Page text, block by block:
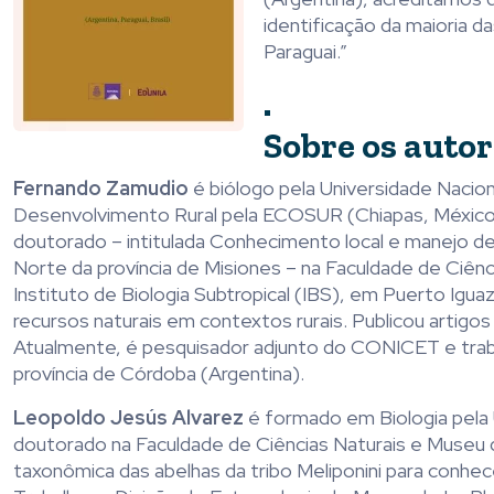
identificação da maioria
Paraguai.”
.
Sobre os
Fernando Zamudio é biólogo pela Universidade
Desenvolvimento Rural pela ECOSUR (Chiapas,
doutorado – intitulada Conhecimento local e manejo
Norte da província de Misiones – na Faculdade de
Instituto de Biologia Subtropical (IBS), em Puerto
recursos naturais em contextos rurais. Publicou
Atualmente, é pesquisador adjunto do CONICET e
província de Córdoba (Argentina).
Leopoldo Jesús Alvarez é formado em Biologia pela
doutorado na Faculdade de Ciências Naturais e Museu
taxonômica das abelhas da tribo Meliponini para